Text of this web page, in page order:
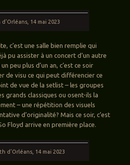
14 mai 2023
c’est une salle bien remplie qui
pu assister à un concert d’un autre
peu plus d’un an, c’est ce soir
de visu ce qui peut différencier ce
de vue de la setlist – les groupes
grands classiques ou osent-ils la
– une répétition des visuels
d’originalité? Mais ce soir, c’est
Floyd arrive en première place.
d’Orléans, 14 mai 2023